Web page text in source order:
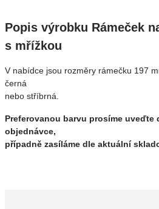
Popis výrobku Rámeček
s mřížkou
V nabídce jsou rozměry rámečku 197
černá
nebo stříbrná.
Preferovanou barvu prosíme uveďte
objednávce,
případně zasíláme dle aktuální